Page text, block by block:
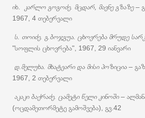
იხ. კარლო გოგოძე. მცდარ, მავნე გზაზე–
1967, 4 თებერვალი
ს. თოიძე. გ.ბოჯგუა. ცხოვრება მრუდე
"სოფლის ცხოვრება", 1967, 29 იანვარი
დ.მელუხა. მხატვარი და მისი პოზიცია–
1967, 2 თებერვალი
აკაკი ბაქრაძე. ცამეტი წელი კინოში–
(ოცდამეთორმეტე გამოშვება), გვ.42